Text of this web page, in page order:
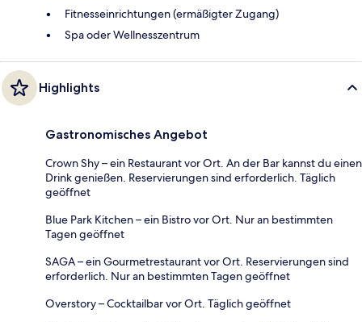
Fitnesseinrichtungen (ermäßigter Zugang)
Spa oder Wellnesszentrum
Highlights
Gastronomisches Angebot
Crown Shy – ein Restaurant vor Ort. An der Bar kannst du einen
Drink genießen. Reservierungen sind erforderlich. Täglich
geöffnet
Blue Park Kitchen – ein Bistro vor Ort. Nur an bestimmten
Tagen geöffnet
SAGA – ein Gourmetrestaurant vor Ort. Reservierungen sind
erforderlich. Nur an bestimmten Tagen geöffnet
Overstory – Cocktailbar vor Ort. Täglich geöffnet